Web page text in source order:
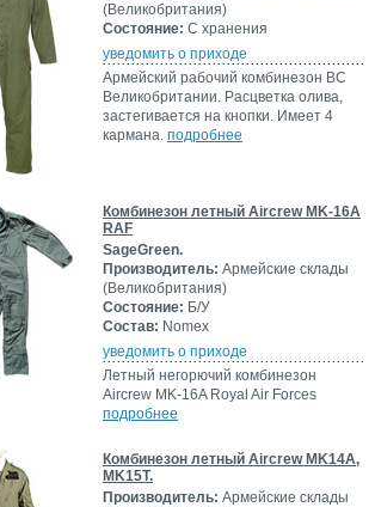
(Великобритания)
Состояние: С хранения
уведомить о приходе
Армейский рабочий комбинезон ВС
Великобритании. Расцветка олива,
застегивается на кнопки. Имеет 4
кармана. подробнее
Комбинезон летный Aircrew MK-16A
RAF
SageGreen.
Производитель: Армейские склады
(Великобритания)
Состояние: Б/У
Состав: Nomex
уведомить о приходе
Летный негорючий комбинезон
Aircrew MK-16A Royal Air Forces
подробнее
Комбинезон летный Aircrew MK14A,
MK15T.
Производитель: Армейские склады